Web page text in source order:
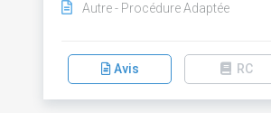
Autre - Procédure Adaptée
Avis RC